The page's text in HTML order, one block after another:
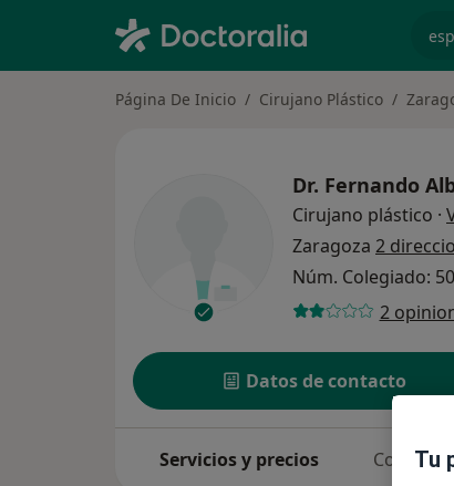
Página De Inicio Cirujano Plástico
Dr. Fernando
Cirujano plástico ·
Zaragoza 2
Núm. Colegiado:
2
Datos de contacto
Servicios y precios Tu